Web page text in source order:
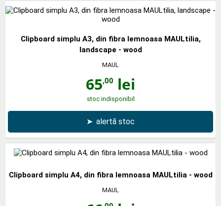
Clipboard simplu A3, din fibra lemnoasa MAULtilia,
landscape - wood
MAUL
65,00 lei
stoc indisponibil
➤ alertă stoc
Clipboard simplu A4, din fibra lemnoasa MAULtilia - wood
MAUL